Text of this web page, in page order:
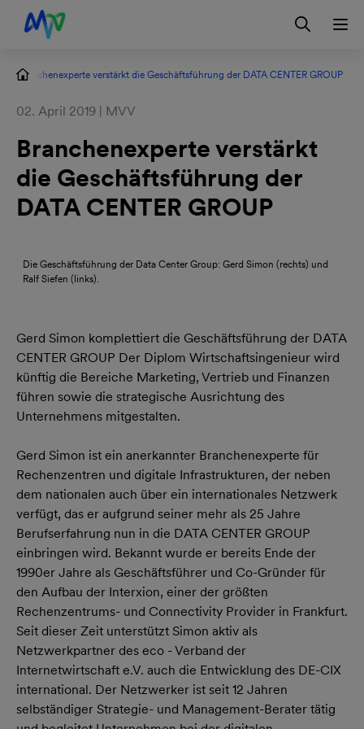
Zur Hauptnavigation springen
Zum Hauptinhalt springen
Zur Footernavigation springen
Kontakt EN Login
Branchenexperte verstärkt die Geschäftsführung der DATA CENTER GROUP
02. April 2019 | MVV
Branchenexperte verstärkt
die Geschäftsführung der
DATA CENTER GROUP
Die Geschäftsführung der Data Center Group: Gerd Simon (rechts) und
Ralf Siefen (links).
Gerd Simon komplettiert die Geschäftsführung der DATA
CENTER GROUP Der Diplom Wirtschaftsingenieur wird
künftig die Bereiche Marketing, Vertrieb und Finanzen
führen sowie die strategische Ausrichtung des
Unternehmens mitgestalten.
Gerd Simon ist ein anerkannter Branchenexperte für
Rechenzentren und digitale Infrastrukturen, der neben
dem nationalen auch über ein internationales Netzwerk
verfügt, das er aufgrund seiner mehr als 25 Jahre
Berufserfahrung nun in die DATA CENTER GROUP
einbringen wird. Bekannt wurde er bereits Ende der
1990er Jahre als Geschäftsführer und Co-Gründer für
den Aufbau der Interxion, einer der größten
Rechenzentrums- und Connectivity Provider in Frankfurt.
Seit dieser Zeit unterstützt Simon aktiv als
Netzwerkpartner des eco - Verband der
Internetwirtschaft e.V. auch die Entwicklung des DE-CIX
international. Der Netzwerker ist seit 12 Jahren
selbständiger Strategie- und Management-Berater tätig